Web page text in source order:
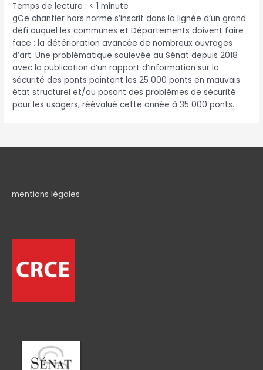
Temps de lecture : < 1 minute
gCe chantier hors norme s’inscrit dans la lignée d’un grand
défi auquel les communes et Départements doivent faire
face : la détérioration avancée de nombreux ouvrages
d’art. Une problématique soulevée au Sénat depuis 2018
avec la publication d’un rapport d’information sur la
sécurité des ponts pointant les 25 000 ponts en mauvais
état structurel et/ou posant des problèmes de sécurité
pour les usagers, réévalué cette année à 35 000 ponts.
mentions légales